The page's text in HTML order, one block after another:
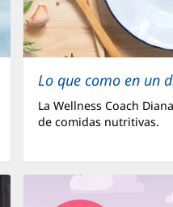
Lo que como en un
La Wellness Coach
de comidas nutritivas.